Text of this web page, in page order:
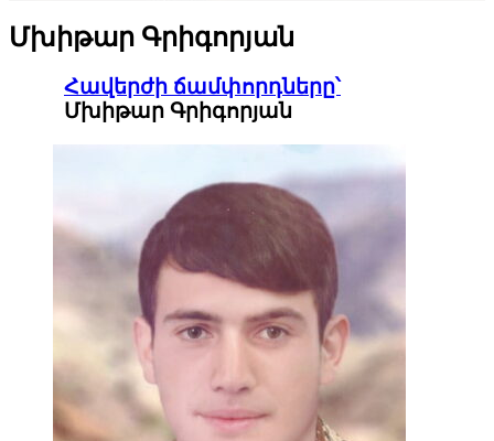
Մխիթար Գրիգորյան
Հավերժի ճամփորդները՝
Մխիթար Գրիգորյան